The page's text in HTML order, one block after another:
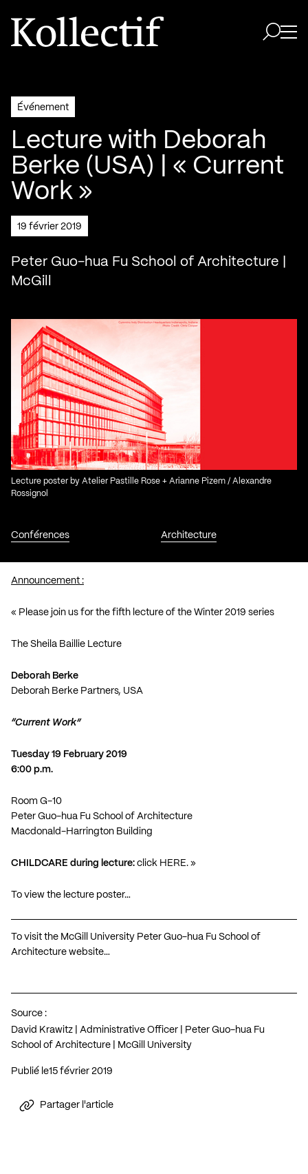
Aller à la page d'accueil
Logo Kollectif
Événement
Lecture with Deborah
Berke (USA) | « Current
Work »
19 février 2019
Peter Guo-hua Fu School of Architecture |
McGill
Conférences Architecture
Lecture poster by Atelier Pastille Rose + Arianne Pizem / Alexandre
Rossignol
Announcement :
« Please join us for the fifth lecture of the Winter 2019 series
The Sheila Baillie Lecture
Deborah Berke
Deborah Berke Partners, USA
“Current Work”
Tuesday 19 February 2019
6:00 p.m.
Room G-10
Peter Guo-hua Fu School of Architecture
Macdonald-Harrington Building
CHILDCARE during lecture: click HERE. »
To view the lecture poster…
To visit the McGill University Peter Guo-hua Fu School of
Architecture website…
Source :
David Krawitz | Administrative Officer | Peter Guo-hua Fu
School of Architecture | McGill University
Publié le 15 février 2019
Partager l'article